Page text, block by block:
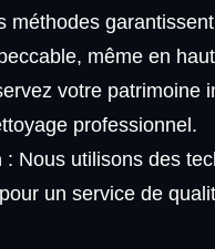
méthodes
même en
votre patrimoine
professionnel.
: Nous utilisons des
un service de